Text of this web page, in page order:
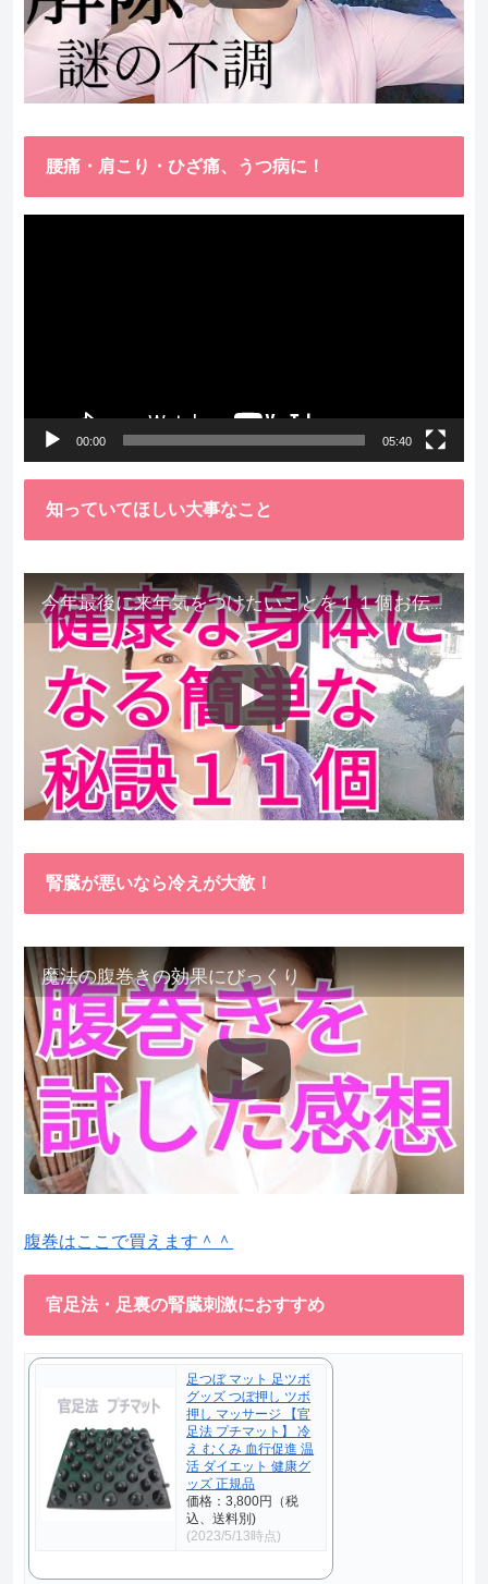
腰痛・肩こり・ひざ痛、うつ病に！
00:00 05:40
知っていてほしい大事なこと
今年最後に来年気をつけたいことを１１個お伝えします。
腎臓が悪いなら冷えが大敵！
魔法の腹巻きの効果にびっくり
腹巻はここで買えます＾＾
官足法・足裏の腎臓刺激におすすめ
足つぼ マット 足ツボ
グッズ つぼ押し ツボ
押し マッサージ 【官
足法 プチマット】 冷
え むくみ 血行促進 温
活 ダイエット 健康グ
ッズ 正規品
価格：3,800円（税
込、送料別)
(2023/5/13時点)